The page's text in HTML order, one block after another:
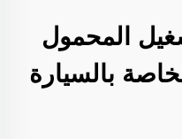
المحمول
بالسيارة